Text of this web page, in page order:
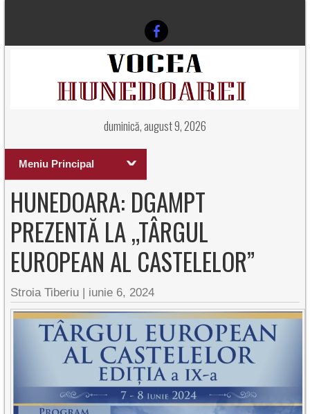
duminică, august 9, 2026
Meniu Principal
HUNEDOARA: DGAMPT
PREZENTĂ LA „TÂRGUL
EUROPEAN AL CASTELELOR”
Stroia Tiberiu | iunie 6, 2024